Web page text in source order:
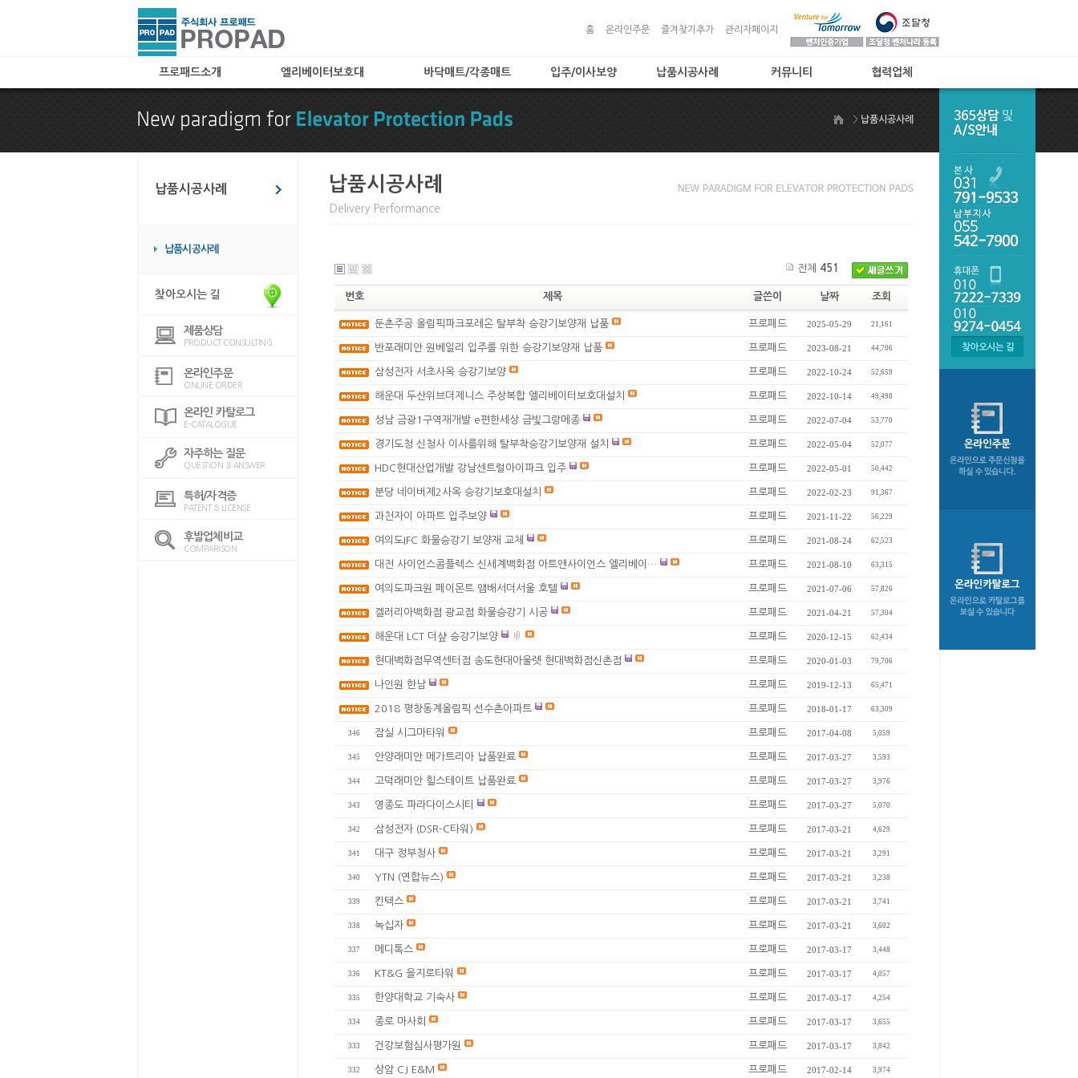
홈 온라인주문 즐겨찾기추가 관리자페이지
프로패드소개
특허 및 자격
찾아오시는 길
엘리베이터보호대
B타입(메쉬타입)
C타입
카페트(엘레가드) 타입
칼라보드(아트보드) 타입
엘리베이터 바닥매트
엘리베이터 관련용품
바닥매트/각종매트
로비매트
보호용매트
현관매트
입주/이사보양 납품시공사례 커뮤니티
자주하는 질문
협력업체
납품시공사례
납품시공사례
찾아오시는 길
제품상담
PRODUCT CONSULTING
온라인주문
ONLINE ORDER
온라인 카탈로그
E-CATALOGUE
자주하는 질문
QUESTION & ANSWER
특허/자격증
PATENT & LICENSE
후발업체비교
COMPARISON
> 납품시공사례
납품시공사례
Delivery Performance
전체 451
번호 제목 글쓴이 날짜 조회
둔촌주공 올림픽파크포레온 탈부착 승강기보양재 납품 프로패드 2025-05-29 21,161
반포래미안 원베일리 입주를 위한 승강기보양재 납품 프로패드 2023-08-21 44,706
삼성전자 서초사옥 승강기보양 프로패드 2022-10-24 52,659
해운대 두산위브더제니스 주상복합 엘리베이터보호대설치 프로패드 2022-10-14 49,498
성남 금광1구역재개발 e편한세상 금빛그랑메종 프로패드 2022-07-04 53,770
경기도청 신청사 이사를위해 탈부착승강기보양재 설치 프로패드 2022-05-04 52,077
HDC현대산업개발 강남센트럴아이파크 입주 프로패드 2022-05-01 50,442
분당 네이버제2사옥 승강기보호대설치 프로패드 2022-02-23 91,367
과천자이 아파트 입주보양 프로패드 2021-11-22 56,229
여의도IFC 화물승강기 보양재 교체 프로패드 2021-08-24 62,523
대전 사이언스콤플렉스 신세계백화점 아트앤사이언스 엘리베이… 프로패드 2021-08-10 63,315
여의도파크원 페이몬트 앰배서더서울 호텔 프로패드 2021-07-06 57,826
겔러리아백화점 광교점 화물승강기 시공 프로패드 2021-04-21 57,304
해운대 LCT 더샾 승강기보양 프로패드 2020-12-15 62,434
현대백화점무역센터점 송도현대아울렛 현대백화점신촌점 프로패드 2020-01-03 79,706
나인원 한남 프로패드 2019-12-13 65,471
2018 평창동계올림픽 선수촌아파트 프로패드 2018-01-17 63,309
346 잠실 시그마타워 프로패드 2017-04-08 5,059
345 안양래미안 메가트리아 납품완료 프로패드 2017-03-27 3,593
344 고덕래미안 힐스테이트 납품완료 프로패드 2017-03-27 3,976
343 영종도 파라다이스시티 프로패드 2017-03-27 5,070
342 삼성전자 (DSR-C타워) 프로패드 2017-03-21 4,629
341 대구 정부청사 프로패드 2017-03-21 3,291
340 YTN (연합뉴스) 프로패드 2017-03-21 3,238
339 킨텍스 프로패드 2017-03-21 3,741
338 녹십자 프로패드 2017-03-21 3,602
337 메디톡스 프로패드 2017-03-17 3,448
336 KT&G 을지로타워 프로패드 2017-03-17 4,057
335 한양대학교 기숙사 프로패드 2017-03-17 4,254
334 종로 마사회 프로패드 2017-03-17 3,655
333 건강보험심사평가원 프로패드 2017-03-17 3,842
332 상암 CJ E&M 프로패드 2017-02-14 3,974